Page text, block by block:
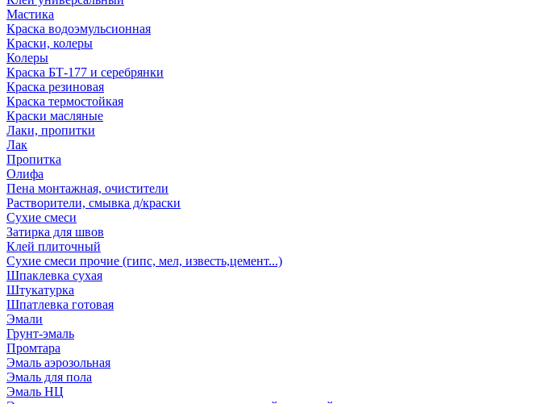
Мастика
Краска водоэмульсионная
Краски, колеры
Колеры
Краска БТ-177 и серебрянки
Краска резиновая
Краска термостойкая
Краски масляные
Лаки, пропитки
Лак
Пропитка
Олифа
Пена монтажная, очистители
Растворители, смывка д/краски
Сухие смеси
Затирка для швов
Клей плиточный
Сухие смеси прочие (гипс, мел, известь,цемент...)
Шпаклевка сухая
Штукатурка
Шпатлевка готовая
Эмали
Грунт-эмаль
Промтара
Эмаль аэрозольная
Эмаль для пола
Эмаль НЦ